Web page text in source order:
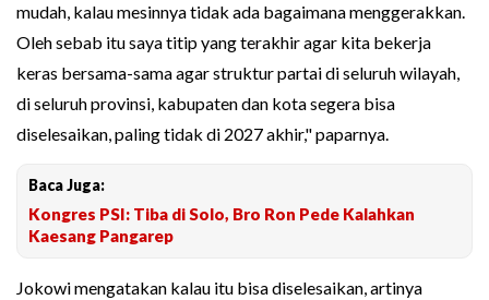
mudah, kalau mesinnya tidak ada bagaimana menggerakkan.
Oleh sebab itu saya titip yang terakhir agar kita bekerja
keras bersama-sama agar struktur partai di seluruh wilayah,
di seluruh provinsi, kabupaten dan kota segera bisa
diselesaikan, paling tidak di 2027 akhir," paparnya.
Baca Juga:
Kongres PSI: Tiba di Solo, Bro Ron Pede Kalahkan
Kaesang Pangarep
Jokowi mengatakan kalau itu bisa diselesaikan, artinya